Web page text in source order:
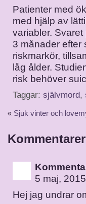
Patienter med
med hjälp av
variabler.
3 månader efter
riskmarkör,
låg ålder.
risk behöver
Taggar: självmord,
« Sjuk vinter och
5 maj,
Hej jag undrar